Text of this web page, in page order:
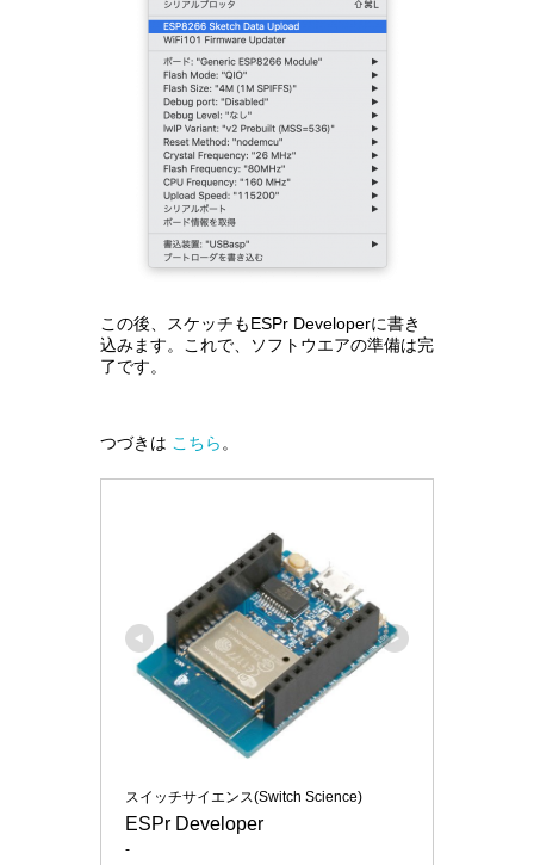
この後、スケッチもESPr Developerに書き
込みます。これで、ソフトウエアの準備は完
了です。
つづきは こちら 。
スイッチサイエンス(Switch Science)
ESPr Developer
-